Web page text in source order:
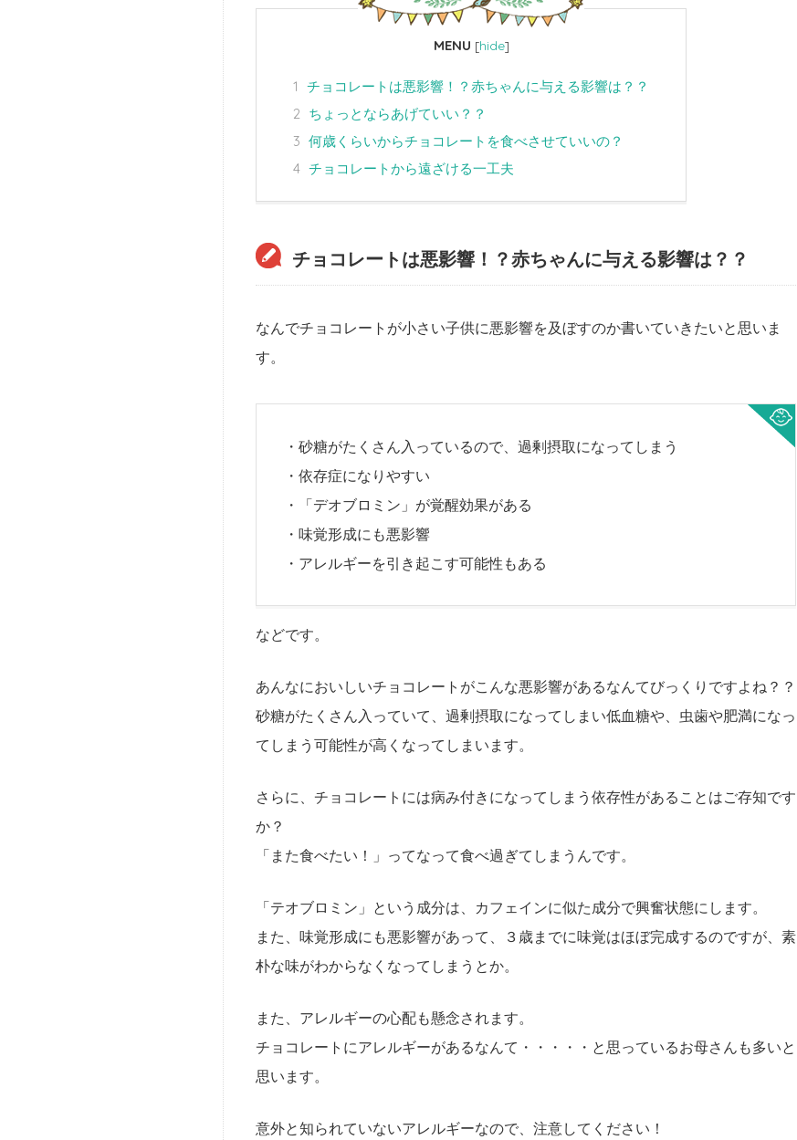
MENU [hide]
1 チョコレートは悪影響！？赤ちゃんに与える影響は？？
2 ちょっとならあげていい？？
3 何歳くらいからチョコレートを食べさせていいの？
4 チョコレートから遠ざける一工夫
チョコレートは悪影響！？赤ちゃんに与える影響は？？
なんでチョコレートが小さい子供に悪影響を及ぼすのか書いていきたいと思いま
す。
・砂糖がたくさん入っているので、過剰摂取になってしまう
・依存症になりやすい
・「デオブロミン」が覚醒効果がある
・味覚形成にも悪影響
・アレルギーを引き起こす可能性もある
などです。
あんなにおいしいチョコレートがこんな悪影響があるなんてびっくりですよね？？
砂糖がたくさん入っていて、過剰摂取になってしまい低血糖や、虫歯や肥満になっ
てしまう可能性が高くなってしまいます。
さらに、チョコレートには病み付きになってしまう依存性があることはご存知です
か？
「また食べたい！」ってなって食べ過ぎてしまうんです。
「テオブロミン」という成分は、カフェインに似た成分で興奮状態にします。
また、味覚形成にも悪影響があって、３歳までに味覚はほぼ完成するのですが、素
朴な味がわからなくなってしまうとか。
また、アレルギーの心配も懸念されます。
チョコレートにアレルギーがあるなんて・・・・・と思っているお母さんも多いと
思います。
意外と知られていないアレルギーなので、注意してください！